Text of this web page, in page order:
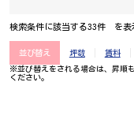
検索条件に該当する33件 を表
並び替え 坪数 賃料
※並び替えをされる場合は、昇順
ください。